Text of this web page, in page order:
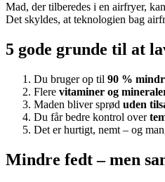
Mad, der tilberedes i en airfryer,
Det skyldes, at teknologien bag
5 gode grunde til at
Du bruger op til 90 %
Flere vitaminer og
Maden bliver sprød uden
Du får bedre kontrol over
Det er hurtigt, nemt – og
Mindre fedt – men